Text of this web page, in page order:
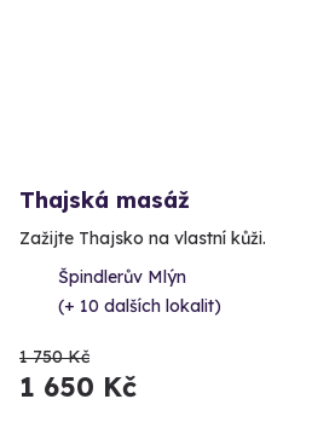
Thajská masáž
Zažijte Thajsko na vlastní kůži.
Špindlerův Mlýn
(+ 10 dalších lokalit)
1 750 Kč
1 650 Kč